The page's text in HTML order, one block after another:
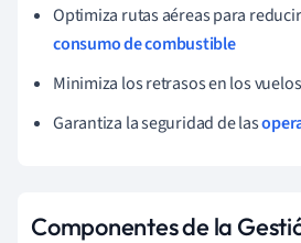
Optimiza rutas aéreas para
consumo de combustible
Minimiza los retrasos en los vuelos
Garantiza la seguridad de las
Componentes de la